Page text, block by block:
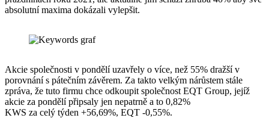
absolutní maxima dokázali vylepšit.
Akcie společnosti v pondělí uzavřely o více, než 55% dražší v
porovnání s pátečním závěrem. Za takto velkým nárůstem stále
zpráva, že tuto firmu chce odkoupit společnost EQT Group, jejíž
akcie za pondělí připsaly jen nepatrně a to 0,82%
KWS za celý týden +56,69%, EQT -0,55%.